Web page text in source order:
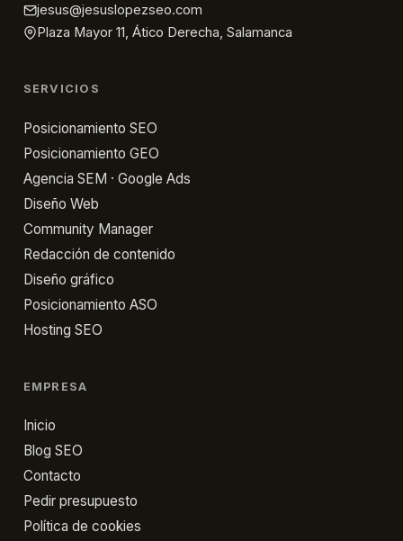
jesus@jesuslopezseo.com
Plaza Mayor 11, Ático Derecha, Salamanca
SERVICIOS
Posicionamiento SEO
Posicionamiento GEO
Agencia SEM · Google Ads
Diseño Web
Community Manager
Redacción de contenido
Diseño gráfico
Posicionamiento ASO
Hosting SEO
EMPRESA
Inicio
Blog SEO
Contacto
Pedir presupuesto
Política de cookies